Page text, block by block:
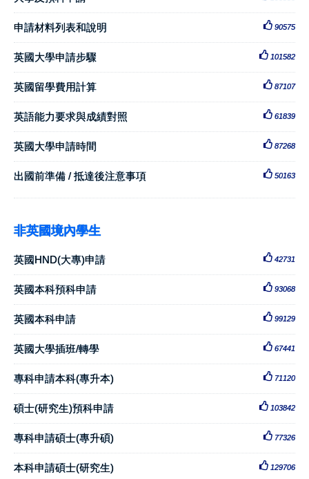
申請材料列表和說明 90575
英國大學申請步驟 101582
英國留學費用計算 87107
英語能力要求與成績對照 61839
英國大學申請時間 87268
出國前準備 / 抵達後注意事項 50163
非英國境內學生
英國HND(大專)申請 42731
英國本科預科申請 93068
英國本科申請 99129
英國大學插班/轉學 67441
專科申請本科(專升本) 71120
碩士(研究生)預科申請 103842
專科申請碩士(專升碩) 77326
本科申請碩士(研究生) 129706